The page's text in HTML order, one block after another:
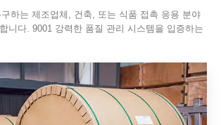
하는 제조업체, 건축, 또는 식품 접촉 응용 분야
니다. 9001 강력한 품질 관리 시스템을 입증하는